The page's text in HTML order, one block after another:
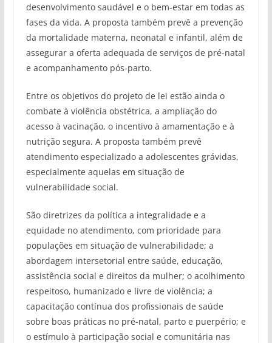
desenvolvimento saudável e o bem-estar em todas as
fases da vida. A proposta também prevê a prevenção
da mortalidade materna, neonatal e infantil, além de
assegurar a oferta adequada de serviços de pré-natal
e acompanhamento pós-parto.
Entre os objetivos do projeto de lei estão ainda o
combate à violência obstétrica, a ampliação do
acesso à vacinação, o incentivo à amamentação e à
nutrição segura. A proposta também prevê
atendimento especializado a adolescentes grávidas,
especialmente aquelas em situação de
vulnerabilidade social.
São diretrizes da política a integralidade e a
equidade no atendimento, com prioridade para
populações em situação de vulnerabilidade; a
abordagem intersetorial entre saúde, educação,
assistência social e direitos da mulher; o acolhimento
respeitoso, humanizado e livre de violência; a
capacitação contínua dos profissionais de saúde
sobre boas práticas no pré-natal, parto e puerpério; e
o estímulo à participação social e comunitária nas